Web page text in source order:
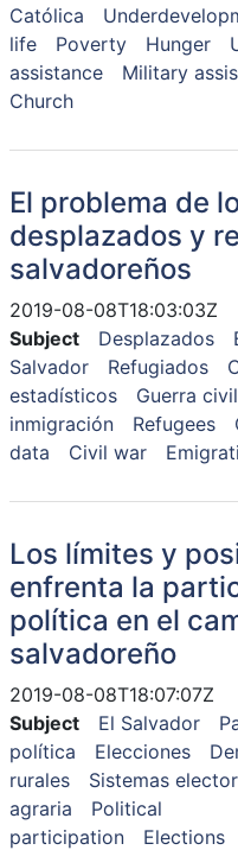
Católica
life
Poverty Hunger
assistance
Military
Church
El problema de
desplazados y
salvadoreños
2019-08-08T18:03:03Z
Subject
Desplazados
Salvador
Refugiados
estadísticos
Guerra civil
inmigración
Refugees
data
Civil war
Los límites y
enfrenta la
política en el
salvadoreño
2019-08-08T18:07:07Z
Subject
El Salvador
política
Elecciones
rurales
Sistemas
agraria
Political
participation
Elections